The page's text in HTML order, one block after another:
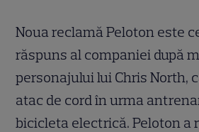
Noua reclamă Peloton este
răspuns al companiei după
personajului lui Chris North,
atac de cord în urma
bicicleta electrică. Peloton a